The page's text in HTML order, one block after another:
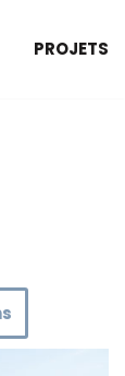
PROJETS